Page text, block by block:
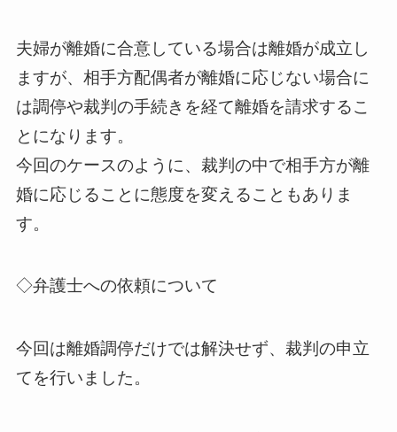
夫婦が離婚に合意している場合は離婚が成立し
ますが、相手方配偶者が離婚に応じない場合に
は調停や裁判の手続きを経て離婚を請求するこ
とになります。
今回のケースのように、裁判の中で相手方が離
婚に応じることに態度を変えることもありま
す。
◇弁護士への依頼について
今回は離婚調停だけでは解決せず、裁判の申立
てを行いました。